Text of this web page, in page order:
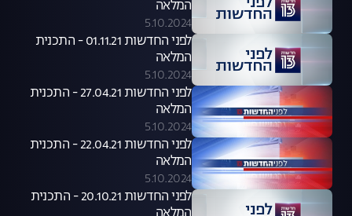
המלאה
5.10.2024
לפני החדשות 01.11.21 - התכנית
המלאה
5.10.2024
לפני החדשות 27.04.21 - התכנית
המלאה
5.10.2024
לפני החדשות 22.04.21 - התכנית
המלאה
5.10.2024
לפני החדשות 20.10.21 - התכנית